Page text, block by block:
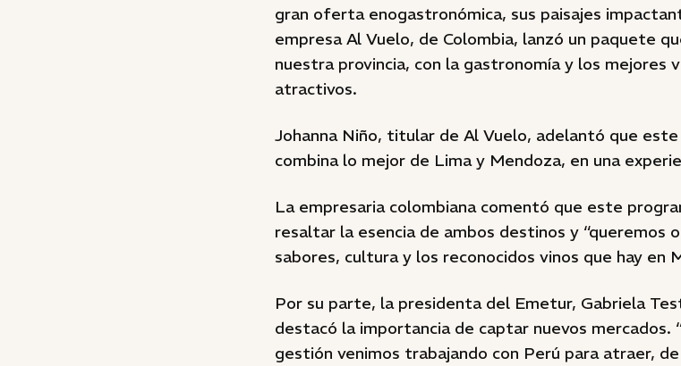
gran oferta enogastronómica, sus paisajes
empresa Al Vuelo, de Colombia, lanzó un paquete
nuestra provincia, con la gastronomía y los mejores
atractivos.
Johanna Niño, titular de Al Vuelo, adelantó que este
combina lo mejor de Lima y Mendoza, en una
La empresaria colombiana comentó que este
resaltar la esencia de ambos destinos y “queremos
sabores, cultura y los reconocidos vinos que hay en
Por su parte, la presidenta del Emetur, Gabriela
destacó la importancia de captar nuevos mercados.
gestión venimos trabajando con Perú para atraer,